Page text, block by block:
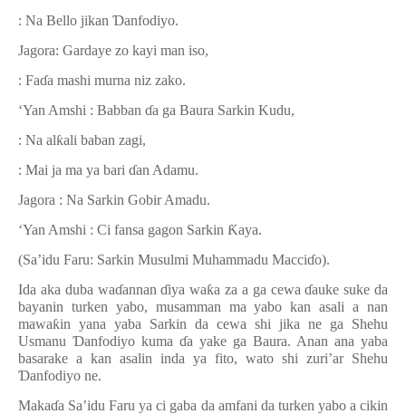
: Na Bello jikan Ɗanfodiyo.
Jagora: Gardaye zo kayi man iso,
: Faɗa mashi murna niz zako.
‘Yan Amshi : Babban ɗa ga Baura Sarkin Kudu,
: Na alƙali baban zagi,
: Mai ja ma ya bari ɗan Adamu.
Jagora : Na Sarkin Gobir Amadu.
‘Yan Amshi : Ci fansa gagon Sarkin Ƙaya.
(Sa’idu Faru: Sarkin Musulmi Muhammadu Macciɗo).
Ida aka duba waɗannanɗiya waƙa za a ga cewaɗauke suke da
bayanin turken yabo, musamman ma yabo kan asali a nan
mawaƙin yana yaba Sarkin da cewa shi jika ne ga Shehu
Usmanu Ɗanfodiyo kuma ɗa yake ga Baura. Anan ana yaba
basarake a kan asalin inda ya fito, wato shi zuri’ar Shehu
Ɗanfodiyo ne.
Makaɗa Sa’idu Faru ya ci gaba da amfani da turken yabo a cikin